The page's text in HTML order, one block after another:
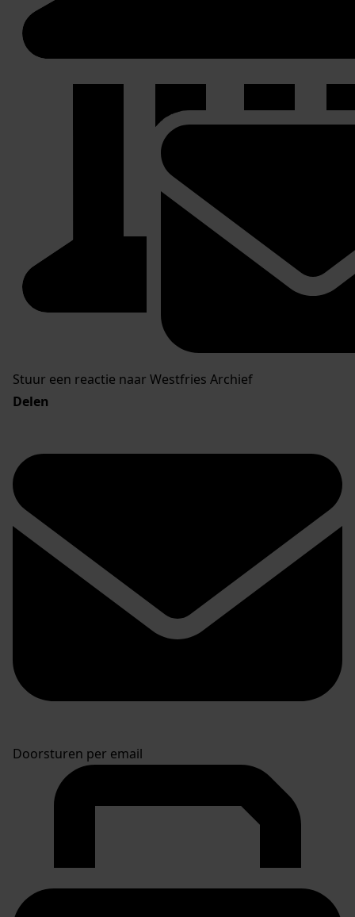
Stuur een reactie naar Westfries Archief
Delen
Doorsturen per email